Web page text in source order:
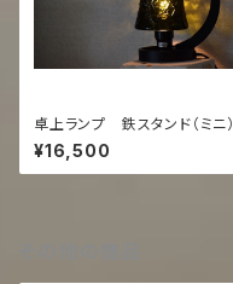
卓上ランプ 鉄スタンド（ミニ）
¥16,500